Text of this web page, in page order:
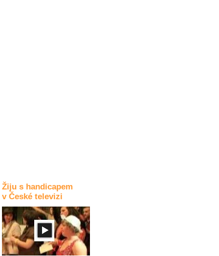
Žiju s handicapem
v České televizi